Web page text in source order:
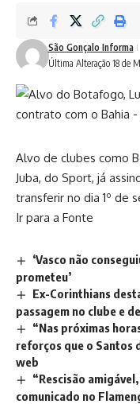
Última Alteração 18 de
São Gonçalo Informa
Alvo de clubes como
Juba, do Sport, já
transferir no dia 1º de
Ir para a Fonte
‘Vasco não
prometeu’
Ex-Corinthians
passagem no clube e
“Nas próximas
reforços que o Santos
web
“Rescisão
comunicado no